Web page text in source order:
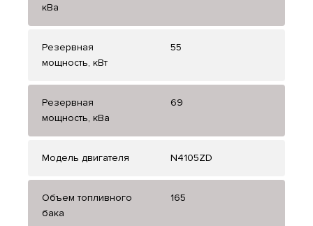
кВа
Резервная
мощность, кВт
55
Резервная
мощность, кВа
69
Модель двигателя N4105ZD
Объем топливного
бака
165